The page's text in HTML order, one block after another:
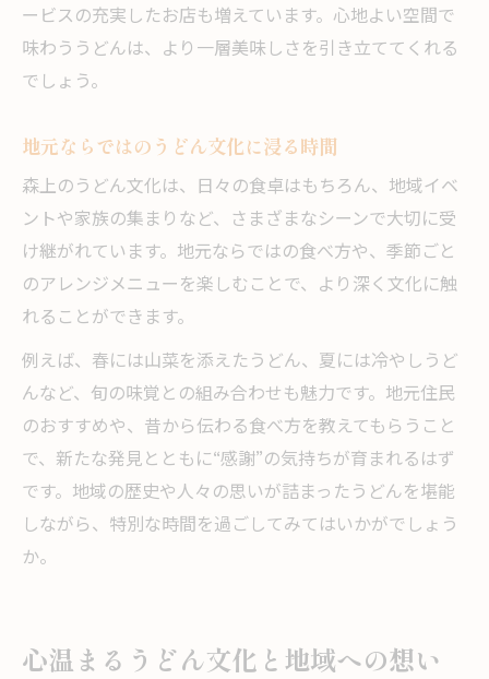
ービスの充実したお店も増えています。心地よい空間で
味わううどんは、より一層美味しさを引き立ててくれる
でしょう。
地元ならではのうどん文化に浸る時間
森上のうどん文化は、日々の食卓はもちろん、地域イベ
ントや家族の集まりなど、さまざまなシーンで大切に受
け継がれています。地元ならではの食べ方や、季節ごと
のアレンジメニューを楽しむことで、より深く文化に触
れることができます。
例えば、春には山菜を添えたうどん、夏には冷やしうど
んなど、旬の味覚との組み合わせも魅力です。地元住民
のおすすめや、昔から伝わる食べ方を教えてもらうこと
で、新たな発見とともに“感謝”の気持ちが育まれるはず
です。地域の歴史や人々の思いが詰まったうどんを堪能
しながら、特別な時間を過ごしてみてはいかがでしょう
か。
心温まるうどん文化と地域への想い